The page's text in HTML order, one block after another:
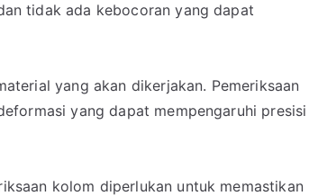
tidak ada kebocoran yang dapat
yang akan dikerjakan. Pemeriksaan
yang dapat mempengaruhi presisi
kolom diperlukan untuk memastikan